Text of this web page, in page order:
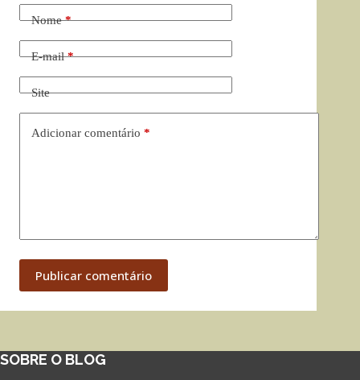
Nome*
E-mail*
Site
Adicionar comentário *
Publicar comentário
SOBRE O BLOG